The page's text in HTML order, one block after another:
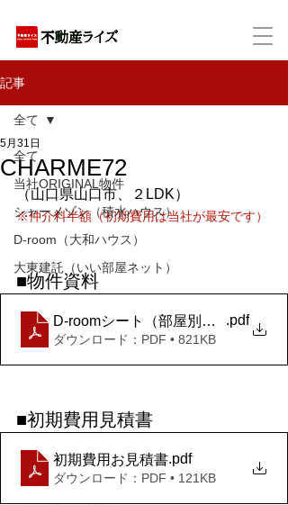
記事
全て
当社ORIGINAL物件
シャーメゾン（積水ハウス）
D-room（大和ハウス）
大東建託（いい部屋ネット）
全て
CHARME72
5月31日
（山口県山口市、２LDK）
※仲介料半額（初期費用は当社が最安です）
■物件資料
D-roomシート（部屋別）_ＣＨＡＲ
.pdf
ダウンロード：PDF • 821KB
■初期費用見積書
初期費用お見積書.pdf
ダウンロード：PDF • 121KB